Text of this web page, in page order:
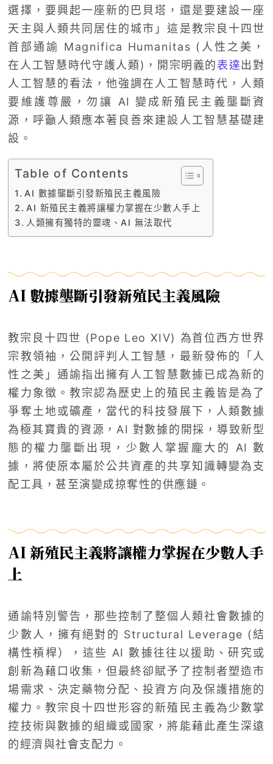
選擇，要興起一座新的巴貝塔，還是要建設一座
天主與人類共同居住的城市」這是教宗良十四世
首部通諭 Magnifica Humanitas (人性之美，
在人工智慧時代守護人類)，開宗明義的表達出對
人工智慧的看法，他強調在人工智慧時代，人類
要維護尊嚴，勿讓 AI 變成新殖民主義壟斷資
源，呼籲人類應本著良善來建設人工智慧基礎建
設。
Table of Contents
AI 數據壟斷引發新殖民主義風險
AI 新殖民主義將讓權力掌握在少數人手上
人類擁有獨特的靈魂、AI 無法取代
AI 數據壟斷引發新殖民主義風險
教宗良十四世 (Pope Leo XIV) 為首位西方世界
宗教領袖，公開評判人工智慧，最新發佈的「人
性之美」通諭指出擁有人工智慧數據已成為新的
權力象徵。教宗認為歷史上的殖民主義皆是為了
爭奪土地或礦產，當代的科技發展下，人類數據
為極其寶貴的資源，AI 對數據的開採，導致新型
態的權力壟斷出現，少數人掌握龐大的 AI 數
據，將使原本屬於公共資產的共享知識轉變為支
配工具，甚至演變成掠奪性的供應鏈。
AI 新殖民主義將讓權力掌握在少數人手
上
通諭特別警告，那些控制了整個人類社會數據的
少數人，擁有絕對的 Structural Leverage (結
構性槓桿），這些 AI 數據往往以援助、研究或
創新為藉口收集，但最終卻賦予了控制者塑造市
場需求、決定藥物分配、投資方向及保護措施的
權力。教宗良十四世形容的新殖民主義為少數掌
控技術與數據的組織或國家，將能藉此產生深遠
的經濟與社會支配力。